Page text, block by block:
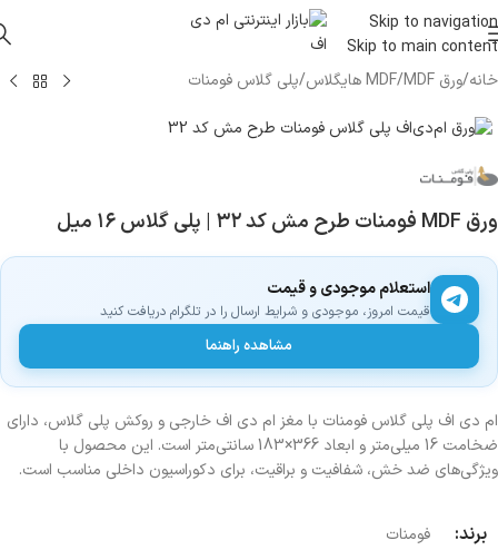
Skip to navigation
Skip to main content
خانه/ورق MDF /MDF هایگلاس /پلی گلاس فومنات
ورق MDF فومنات طرح مش کد ۳۲ | پلی گلاس ۱۶ میل
استعلام موجودی و قیمت
قیمت امروز، موجودی و شرایط ارسال را در تلگرام دریافت کنید
مشاهده راهنما
ام دی اف پلی گلاس فومنات با مغز ام دی اف خارجی و روکش پلی گلاس، دارای
ضخامت 16 میلی‌متر و ابعاد 366×183 سانتی‌متر است. این محصول با
ویژگی‌های ضد خش، شفافیت و براقیت، برای دکوراسیون داخلی مناسب است.
برند: فومنات